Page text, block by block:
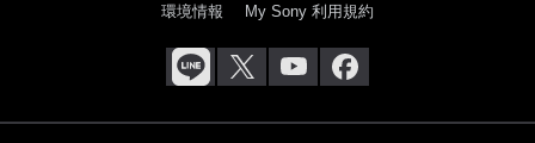
環境情報
My Sony 利用規約